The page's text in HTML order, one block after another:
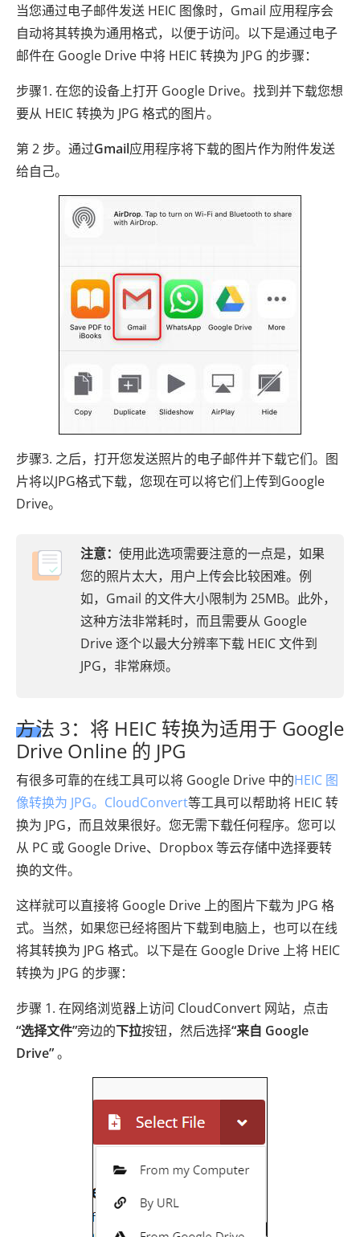
当您通过电子邮件发送 HEIC 图像时，Gmail 应用程序会
自动将其转换为通用格式，以便于访问。以下是通过电子
邮件在 Google Drive 中将 HEIC 转换为 JPG 的步骤：
步骤1. 在您的设备上打开 Google Drive。找到并下载您想
要从 HEIC 转换为 JPG 格式的图片。
第 2 步。通过Gmail应用程序将下载的图片作为附件发送
给自己。
步骤3. 之后，打开您发送照片的电子邮件并下载它们。图
片将以JPG格式下载，您现在可以将它们上传到Google
Drive。
注意： 使用此选项需要注意的一点是，如果
您的照片太大，用户上传会比较困难。例
如，Gmail 的文件大小限制为 25MB。此外，
这种方法非常耗时，而且需要从 Google
Drive 逐个以最大分辨率下载 HEIC 文件到
JPG，非常麻烦。
方法 3：将 HEIC 转换为适用于 Google
Drive Online 的 JPG
有很多可靠的在线工具可以将 Google Drive 中的HEIC 图
像转换为 JPG。CloudConvert等工具可以帮助将 HEIC 转
换为 JPG，而且效果很好。您无需下载任何程序。您可以
从 PC 或 Google Drive、Dropbox 等云存储中选择要转
换的文件。
这样就可以直接将 Google Drive 上的图片下载为 JPG 格
式。当然，如果您已经将图片下载到电脑上，也可以在线
将其转换为 JPG 格式。以下是在 Google Drive 上将 HEIC
转换为 JPG 的步骤：
步骤 1. 在网络浏览器上访问 CloudConvert 网站，点击
“选择文件”旁边的下拉按钮，然后选择“来自 Google
Drive”。